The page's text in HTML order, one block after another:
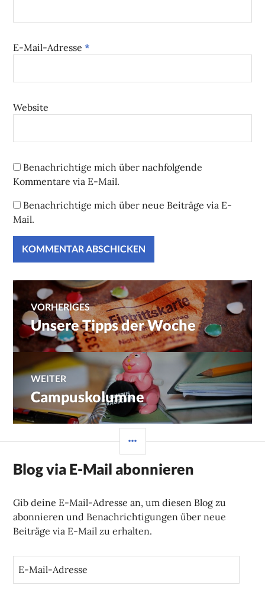
E-Mail-Adresse*
Website
Benachrichtige mich über nachfolgende
Kommentare via E-Mail.
Benachrichtige mich über neue Beiträge via E-
Mail.
Beitragsnavigation
VORHERIGES
Vorheriger
Beitrag:
Unsere Tipps der Woche
WEITER
Nächster
Beitrag:
Campuskolumne
Blog via E-Mail abonnieren
Gib deine E-Mail-Adresse an, um diesen Blog zu
abonnieren und Benachrichtigungen über neue
Beiträge via E-Mail zu erhalten.